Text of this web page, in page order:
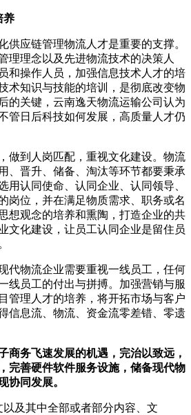
养
供应链管理物流人才是重要的支撑。
理理念以及先进物流技术的决策人
和操作人员，加强信息技术人才的培
术知识与技能的培训，是彻底改变物
的关键，云南逸天物流运输公司认为
管日后科技如何发展，高质量人才仍
做到人岗匹配，重视文化建设。物流
、晋升、储备、淘汰等环节都要秉承
用认同使命、认同企业、认同领导、
岗位，并在满足物质需求、职务或名
想观念的培养和熏陶，打造企业的共
文化建设，让员工认同企业是留住员
代物流企业需要重视一线员工，任何
线员工的付出与拼搏。加强营销与服
管理人才的培养，将开拓市场与客户
信息流、物流、资金流零差错、零遗
商务飞速发展的机遇，完治以致远，
完善硬件软件服务设施，储备现代物
协同发展。
以及其中全部或者部分内容、文